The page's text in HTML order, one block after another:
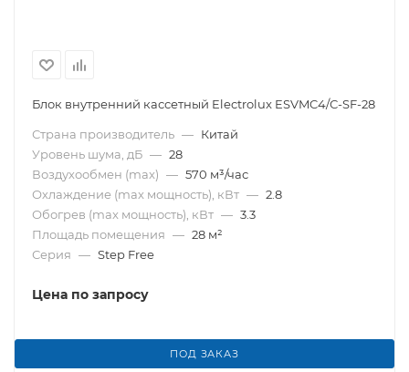
Блок внутренний кассетный Electrolux ESVMC4/С-SF-28
Страна производитель — Китай
Уровень шума, дБ — 28
Воздухообмен (max) — 570 м³/час
Охлаждение (max мощность), кВт — 2.8
Обогрев (max мощность), кВт — 3.3
Площадь помещения — 28 м²
Серия — Step Free
Цена по запросу
ПОД ЗАКАЗ